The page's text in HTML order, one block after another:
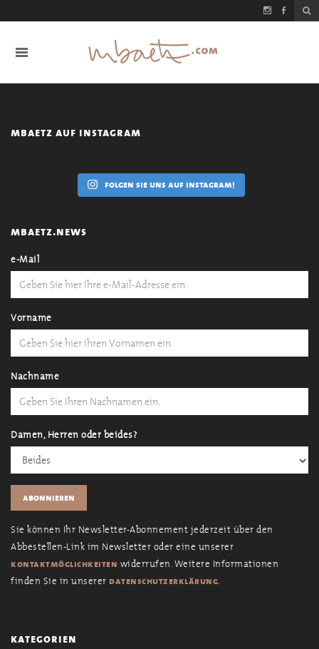
mbaetz auf instagram
folgen sie uns auf instagram!
mbaetz.news
e-Mail
Vorname
Nachname
Damen, Herren oder beides?
Sie können Ihr Newsletter-Abonnement jederzeit über den
Abbestellen-Link im Newsletter oder eine unserer
kontaktmöglichkeiten widerrufen. Weitere Informationen
finden Sie in unserer datenschutzerklärung.
kategorien